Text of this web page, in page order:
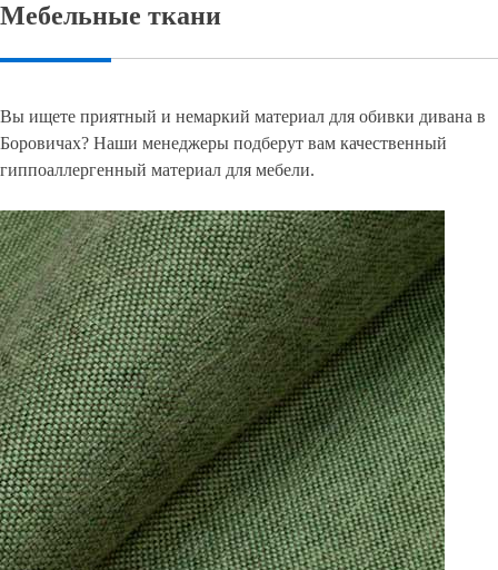
Мебельные ткани
Вы ищете приятный и немаркий материал для обивки дивана в
Боровичах? Наши менеджеры подберут вам качественный
гиппоаллергенный материал для мебели.